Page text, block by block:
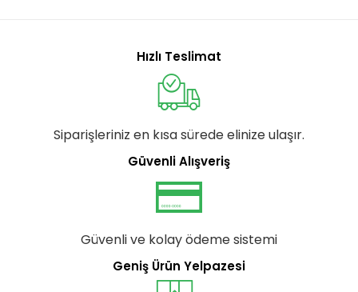
Hızlı Teslimat
Siparişleriniz en kısa sürede elinize ulaşır.
Güvenli Alışveriş
Güvenli ve kolay ödeme sistemi
Geniş Ürün Yelpazesi